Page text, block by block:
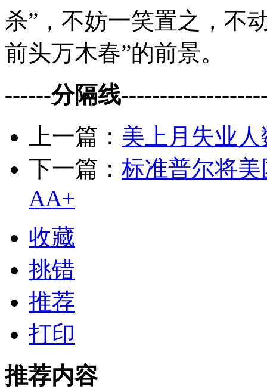
杀”，不妨一笑置之，不
前头万木春”的前景。
------分隔线
上一篇： 美上月失业
下一篇： 标准普尔将
AA+
收藏
挑错
推荐
打印
推荐内容